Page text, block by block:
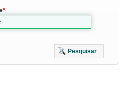
Pesquisar